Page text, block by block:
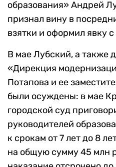
образования» Андрей
признал вину в
взятки и оформил явку
В мае Лубский, а также
«Дирекция
Потапова и ее
были осуждены: в мае
городской суд
руководителей
к срокам от 7 лет до 8
на общую сумму 45 млн